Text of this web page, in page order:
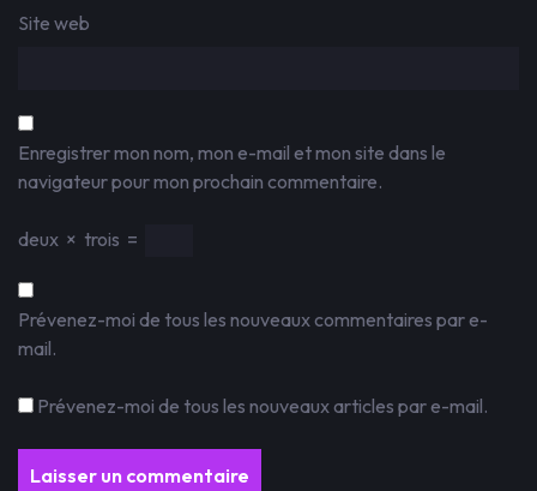
Site web
Enregistrer mon nom, mon e-mail et mon site dans le
navigateur pour mon prochain commentaire.
deux × trois =
Prévenez-moi de tous les nouveaux commentaires par e-
mail.
Prévenez-moi de tous les nouveaux articles par e-mail.